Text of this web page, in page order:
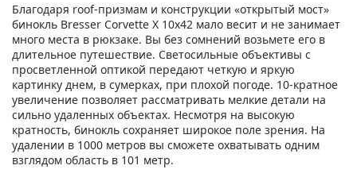
Благодаря roof-призмам и конструкции «открытый мост»
бинокль Bresser Corvette X 10x42 мало весит и не занимает
много места в рюкзаке. Вы без сомнений возьмете его в
длительное путешествие. Светосильные объективы с
просветленной оптикой передают четкую и яркую
картинку днем, в сумерках, при плохой погоде. 10-кратное
увеличение позволяет рассматривать мелкие детали на
сильно удаленных объектах. Несмотря на высокую
кратность, бинокль сохраняет широкое поле зрения. На
удалении в 1000 метров вы сможете охватывать одним
взглядом область в 101 метр.